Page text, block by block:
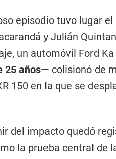
episodio tuvo lugar
y Julián
un automóvil Ford
25 años— colisionó de
150 en la que se
del impacto quedó
la prueba central de